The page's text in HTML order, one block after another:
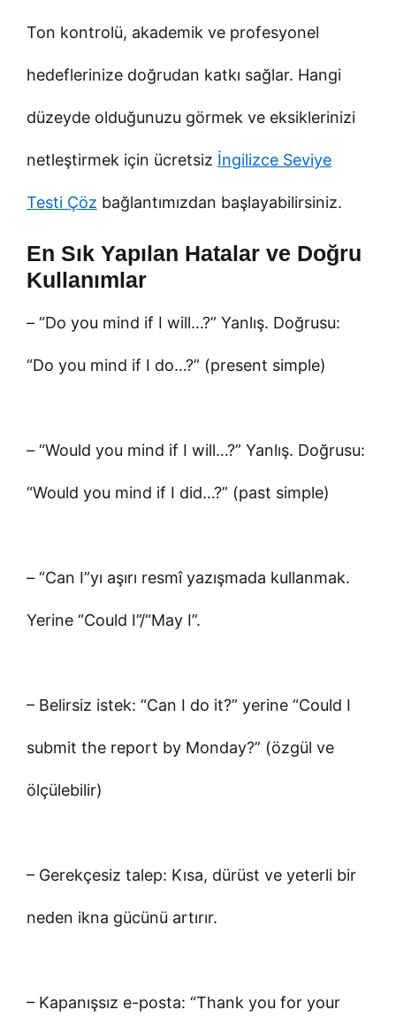
Ton kontrolü, akademik ve profesyonel
hedeflerinize doğrudan katkı sağlar. Hangi
düzeyde olduğunuzu görmek ve eksiklerinizi
netleştirmek için ücretsiz İngilizce Seviye
Testi Çöz bağlantımızdan başlayabilirsiniz.
En Sık Yapılan Hatalar ve Doğru
Kullanımlar
– “Do you mind if I will…?” Yanlış. Doğrusu:
“Do you mind if I do…?” (present simple)
– “Would you mind if I will…?” Yanlış. Doğrusu:
“Would you mind if I did…?” (past simple)
– “Can I”yı aşırı resmî yazışmada kullanmak.
Yerine “Could I”/“May I”.
– Belirsiz istek: “Can I do it?” yerine “Could I
submit the report by Monday?” (özgül ve
ölçülebilir)
– Gerekçesiz talep: Kısa, dürüst ve yeterli bir
neden ikna gücünü artırır.
– Kapanışsız e-posta: “Thank you for your